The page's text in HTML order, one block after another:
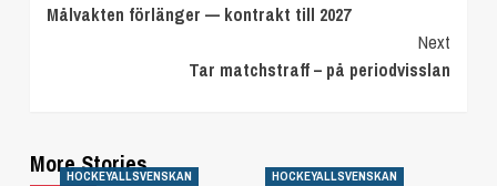
Reading
Målvakten förlänger — kontrakt till 2027
Next
Tar matchstraff – på periodvisslan
More Stories
HOCKEYALLSVENSKAN HOCKEYALLSVENSKAN